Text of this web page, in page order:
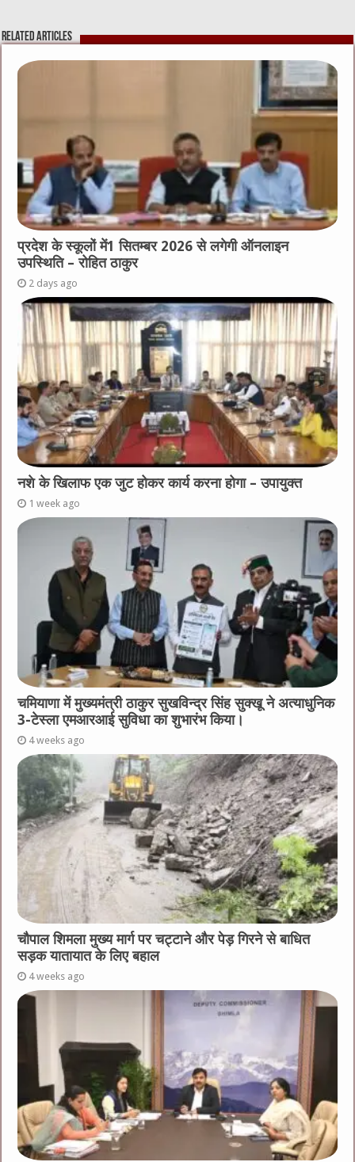
Related Articles
प्रदेश के स्कूलों में1 सितम्बर 2026 से लगेगी ऑनलाइन
उपस्थिति – रोहित ठाकुर
2 days ago
नशे के खिलाफ एक जुट होकर कार्य करना होगा – उपायुक्त
1 week ago
चमियाणा में मुख्यमंत्री ठाकुर सुखविन्द्र सिंह सुक्खू ने अत्याधुनिक
3-टेस्ला एमआरआई सुविधा का शुभारंभ किया।
4 weeks ago
चौपाल शिमला मुख्य मार्ग पर चट्टाने और पेड़ गिरने से बाधित
सड़क यातायात के लिए बहाल
4 weeks ago